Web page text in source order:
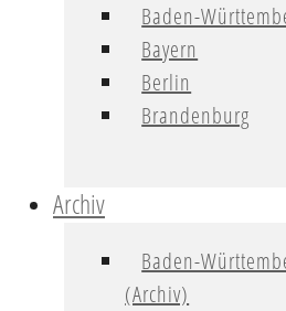
Baden-
Bayern
Berlin
Brandenburg
Archiv
Baden-
(Archiv)